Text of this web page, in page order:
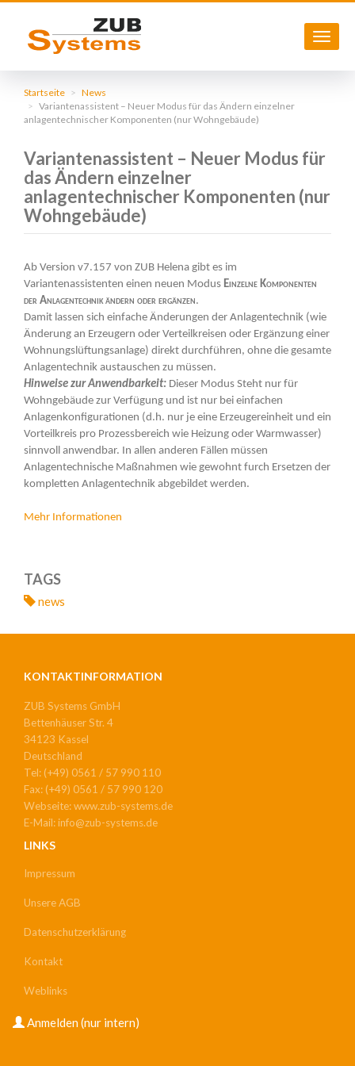
Direkt
Inhalt
Startseite
News
Variantenassistent – Neuer Modus für das Ändern einzelner
anlagentechnischer Komponenten (nur Wohngebäude)
Variantenassistent – Neuer Modus für
das Ändern einzelner
anlagentechnischer Komponenten (nur
Wohngebäude)
Ab Version v7.157 von ZUB Helena gibt es im
Variantenassistenten einen neuen Modus Einzelne Komponenten
der Anlagentechnik ändern oder ergänzen.
Damit lassen sich einfache Änderungen der Anlagentechnik (wie
Änderung an Erzeugern oder Verteilkreisen oder Ergänzung einer
Wohnungslüftungsanlage) direkt durchführen, ohne die gesamte
Anlagentechnik austauschen zu müssen.
Hinweise zur Anwendbarkeit: Dieser Modus Steht nur für
Wohngebäude zur Verfügung und ist nur bei einfachen
Anlagenkonfigurationen (d.h. nur je eine Erzeugereinheit und ein
Vorteilkreis pro Prozessbereich wie Heizung oder Warmwasser)
sinnvoll anwendbar. In allen anderen Fällen müssen
Anlagentechnische Maßnahmen wie gewohnt furch Ersetzen der
kompletten Anlagentechnik abgebildet werden.
Mehr Informationen
TAGS
news
KONTAKTINFORMATION
ZUB Systems GmbH
Bettenhäuser Str. 4
34123 Kassel
Deutschland
Tel: (+49) 0561 / 57 990 110
Fax: (+49) 0561 / 57 990 120
Webseite: www.zub-systems.de
E-Mail: info@zub-systems.de
LINKS
Impressum
Unsere AGB
Datenschutzerklärung
Kontakt
Weblinks
USER
ACCOUNT
Anmelden (nur intern)